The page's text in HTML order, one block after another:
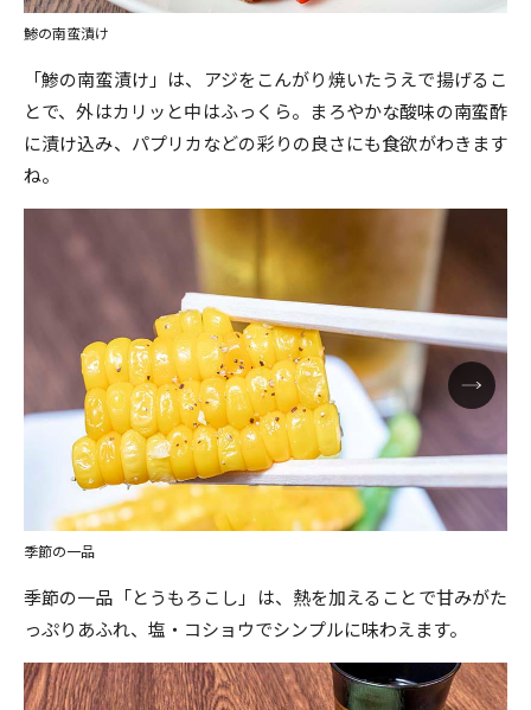
鯵の南蛮漬け
「鯵の南蛮漬け」は、アジをこんがり焼いたうえで揚げるこ
とで、外はカリッと中はふっくら。まろやかな酸味の南蛮酢
に漬け込み、パプリカなどの彩りの良さにも食欲がわきます
ね。
季節の一品
季節の一品「とうもろこし」は、熱を加えることで甘みがた
っぷりあふれ、塩・コショウでシンプルに味わえます。